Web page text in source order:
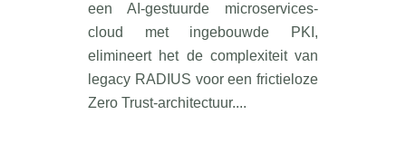
een AI-gestuurde microservices-
cloud met ingebouwde PKI,
elimineert het de complexiteit van
legacy RADIUS voor een frictieloze
Zero Trust-architectuur....